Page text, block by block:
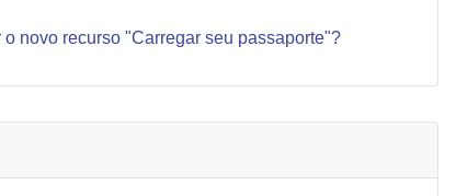
o novo recurso "Carregar seu passaporte"?